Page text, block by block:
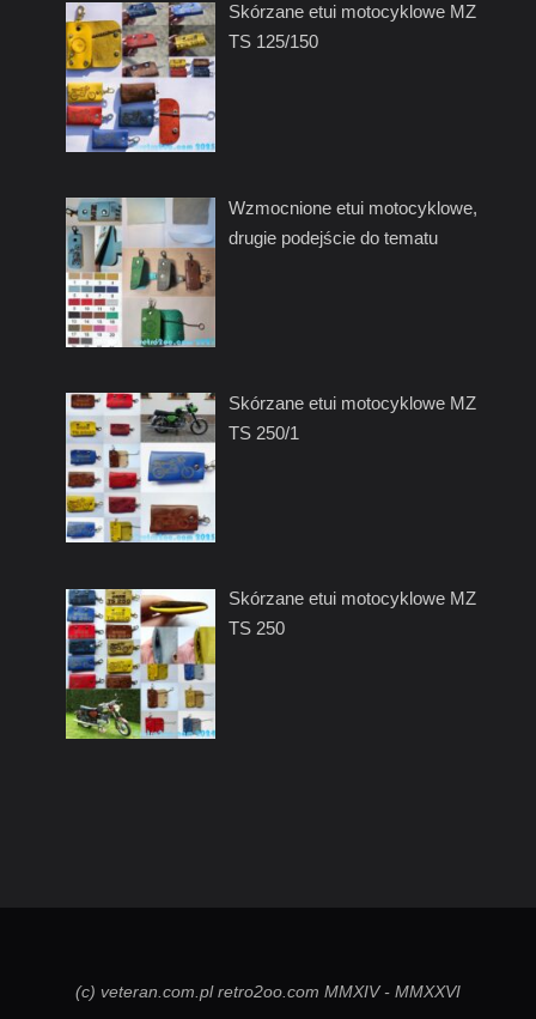
Skórzane etui motocyklowe MZ
TS 125/150
Wzmocnione etui motocyklowe,
drugie podejście do tematu
Skórzane etui motocyklowe MZ
TS 250/1
Skórzane etui motocyklowe MZ
TS 250
(c) veteran.com.pl retro2oo.com MMXIV - MMXXVI